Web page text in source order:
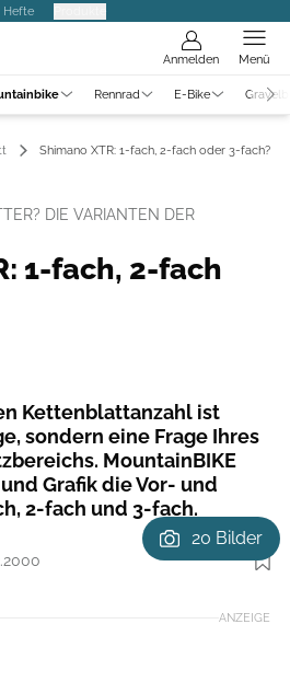
Hefte
Anmelden Menü
Rennrad E-Bike
Shimano XTR: 1-fach, 2-fach oder 3-fach?
DIE VARIANTEN DER
1-fach, 2-fach
Kettenblattanzahl ist
sondern eine Frage Ihres
MountainBIKE
Grafik die Vor- und
2-fach und 3-fach.
Foto: Shimano
20 Bilder
ANZEIGE